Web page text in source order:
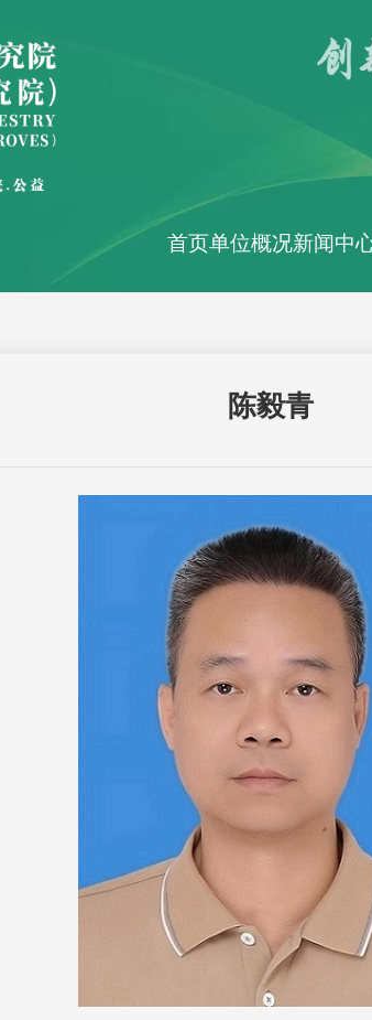
首页单位概况新闻中
陈毅青